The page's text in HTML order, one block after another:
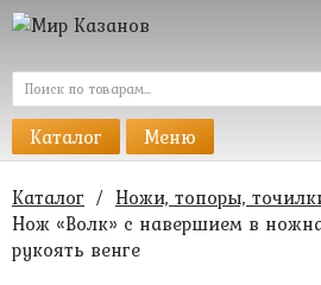
Каталог Меню
Каталог / Ножи, топоры,
Нож «Волк» с навершием в
рукоять венге